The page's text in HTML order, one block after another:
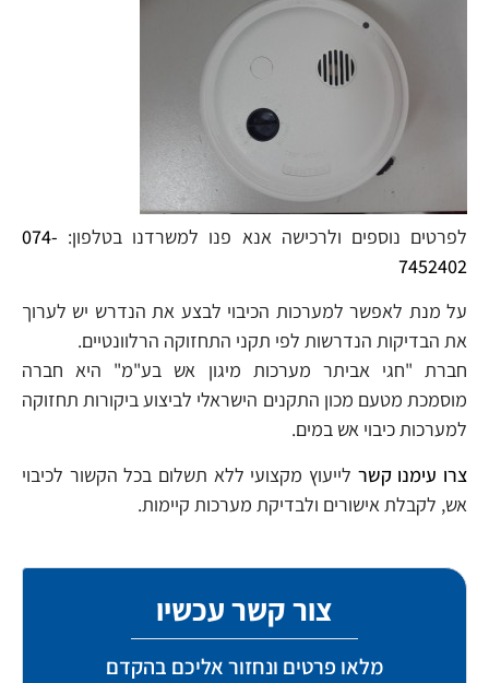
לפרטים נוספים ולרכישה אנא פנו למשרדנו בטלפון: 074-
7452402
על מנת לאפשר למערכות הכיבוי לבצע את הנדרש יש לערוך
את הבדיקות הנדרשות לפי תקני התחזוקה הרלוונטיים.
חברת "חגי אביתר מערכות מיגון אש בע"מ" היא חברה
מוסמכת מטעם מכון התקנים הישראלי לביצוע ביקורות תחזוקה
למערכות כיבוי אש במים.
צרו עימנו קשר לייעוץ מקצועי ללא תשלום בכל הקשור לכיבוי
אש, לקבלת אישורים ולבדיקת מערכות קיימות.
צור קשר עכשיו
מלאו פרטים ונחזור אליכם בהקדם